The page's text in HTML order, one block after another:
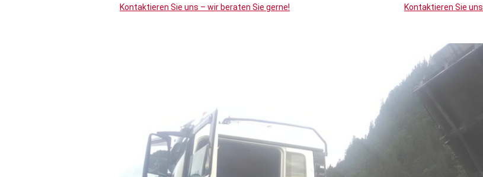
Kontaktieren Sie uns – wir beraten Sie gerne!
Kontaktieren Sie